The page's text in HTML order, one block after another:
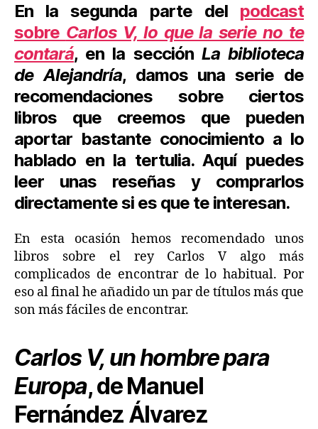
En la segunda parte del podcast
sobre Carlos V, lo que la serie no te
contará, en la sección La biblioteca
de Alejandría, damos una serie de
recomendaciones sobre ciertos
libros que creemos que pueden
aportar bastante conocimiento a lo
hablado en la tertulia. Aquí puedes
leer unas reseñas y comprarlos
directamente si es que te interesan.
En esta ocasión hemos recomendado unos
libros sobre el rey Carlos V algo más
complicados de encontrar de lo habitual. Por
eso al final he añadido un par de títulos más que
son más fáciles de encontrar.
Carlos V, un hombre para
Europa, de Manuel
Fernández Álvarez